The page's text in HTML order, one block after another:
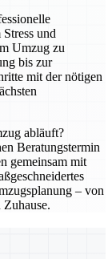
und
Umzug zu
bis zur
mit der nötigen
abläuft?
Beratungstermin
gemeinsam mit
– von